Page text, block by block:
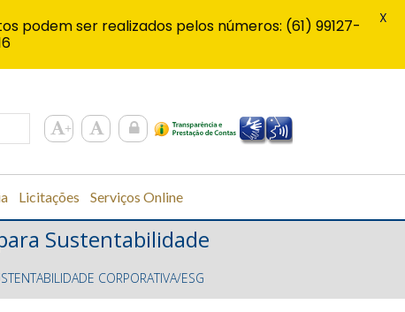
Licitações Serviços Online
Sustentabilidade
CORPORATIVA/ESG
ser realizados pelos números: (61) 99127-
X